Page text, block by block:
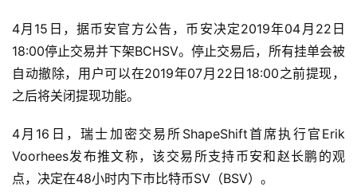
4月15日，据币安官方公告，币安决定2019年04月22日
18:00停止交易并下架BCHSV。停止交易后，所有挂单会被
自动撤除，用户可以在2019年07月22日18:00之前提现，
之后将关闭提现功能。
4月16日，瑞士加密交易所ShapeShift首席执行官Erik
Voorhees发布推文称，该交易所支持币安和赵长鹏的观
点，决定在48小时内下市比特币SV（BSV）。